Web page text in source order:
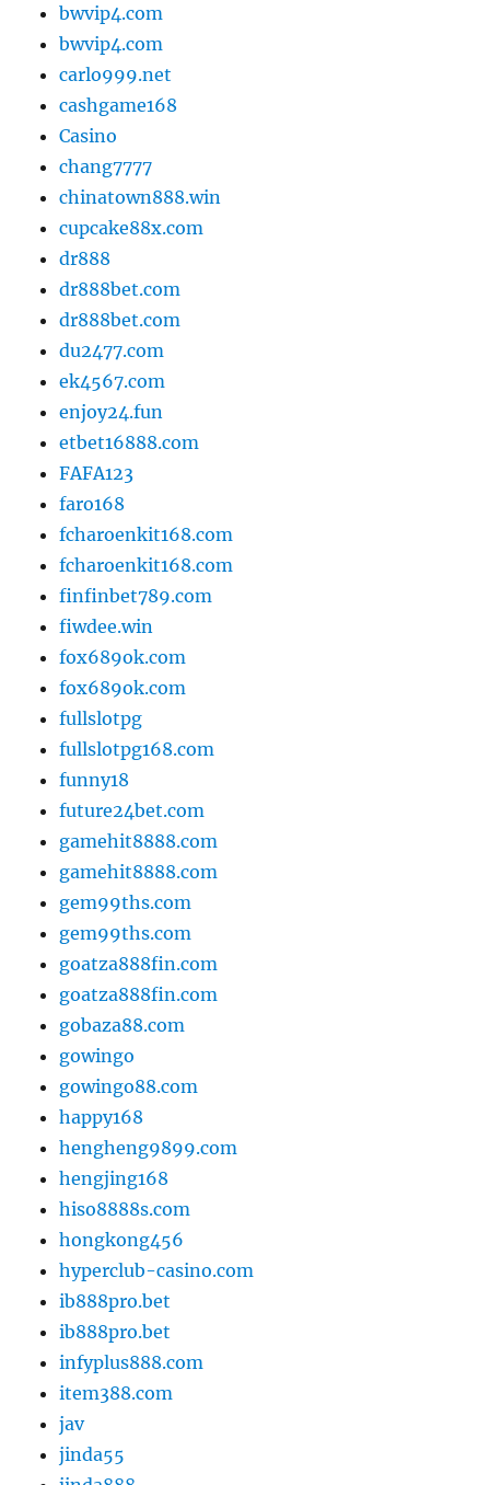
bwvip4.com
bwvip4.com
carlo999.net
cashgame168
Casino
chang7777
chinatown888.win
cupcake88x.com
dr888
dr888bet.com
dr888bet.com
du2477.com
ek4567.com
enjoy24.fun
etbet16888.com
FAFA123
faro168
fcharoenkit168.com
fcharoenkit168.com
finfinbet789.com
fiwdee.win
fox689ok.com
fox689ok.com
fullslotpg
fullslotpg168.com
funny18
future24bet.com
gamehit8888.com
gamehit8888.com
gem99ths.com
gem99ths.com
goatza888fin.com
goatza888fin.com
gobaza88.com
gowingo
gowingo88.com
happy168
hengheng9899.com
hengjing168
hiso8888s.com
hongkong456
hyperclub-casino.com
ib888pro.bet
ib888pro.bet
infyplus888.com
item388.com
jav
jinda55